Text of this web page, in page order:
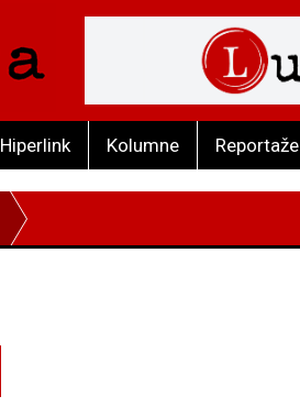
Hiperlink Kolumne Reportaže